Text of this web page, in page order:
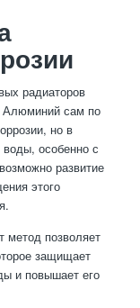
радиаторов
Алюминий сам по
но в
воды, особенно с
развитие
этого
метод позволяет
защищает
и повышает его